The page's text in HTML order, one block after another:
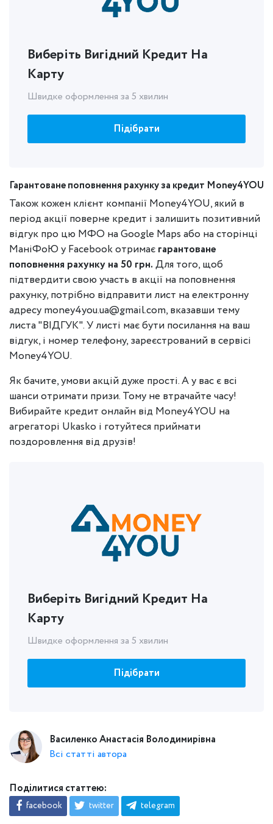
Виберіть Вигідний Кредит На
Карту
Швидке оформлення за 5 хвилин
Підібрати
Гарантоване поповнення рахунку за кредит Money4YOU
Також кожен клієнт компанії Money4YOU, який в
період акції поверне кредит і залишить позитивний
відгук про цю МФО на Google Maps або на сторінці
МаніФоЮ у Facebook отримає гарантоване
поповнення рахунку на 50 грн. Для того, щоб
підтвердити свою участь в акції на поповнення
рахунку, потрібно відправити лист на електронну
адресу money4you.ua@gmail.com, вказавши тему
листа "ВІДГУК". У листі має бути посилання на ваш
відгук, і номер телефону, зареєстрований в сервісі
Money4YOU.
Як бачите, умови акцій дуже прості. А у вас є всі
шанси отримати призи. Тому не втрачайте часу!
Вибирайте кредит онлайн від Money4YOU на
агрегаторі Ukasko і готуйтеся приймати
поздоровлення від друзів!
Виберіть Вигідний Кредит На
Карту
Швидке оформлення за 5 хвилин
Підібрати
Василенко Анастасія Володимирівна
Всі статті автора
Поділитися статтею:
facebook twitter telegram